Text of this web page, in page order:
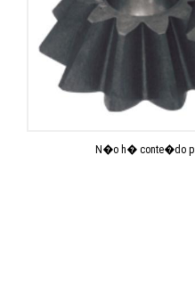
N�o h� conte�do